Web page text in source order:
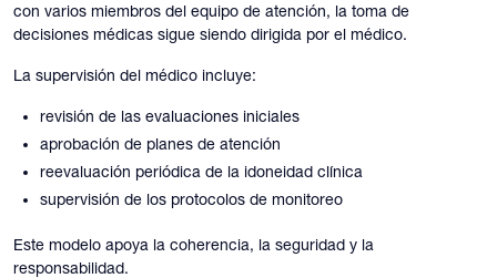
con varios miembros del equipo de atención, la toma de
decisiones médicas sigue siendo dirigida por el médico.
La supervisión del médico incluye:
revisión de las evaluaciones iniciales
aprobación de planes de atención
reevaluación periódica de la idoneidad clínica
supervisión de los protocolos de monitoreo
Este modelo apoya la coherencia, la seguridad y la
responsabilidad.